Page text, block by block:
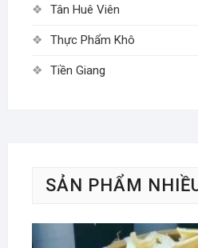
Tân Huê Viên
Thực Phẩm Khô
Tiền Giang
SẢN PHẨM